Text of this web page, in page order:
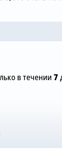
в течении 7